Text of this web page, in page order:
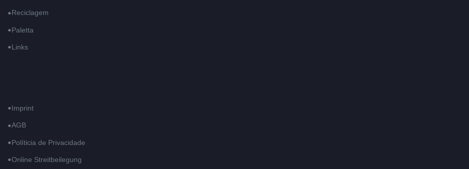
Reciclagem
Paletta
Links
Imprint
AGB
Políticia de Privacidade
Online Streitbeilegung